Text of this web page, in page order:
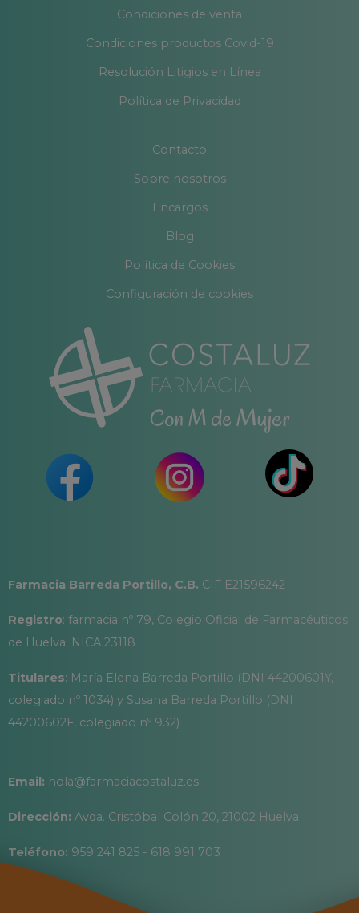
Condiciones de venta
Condiciones productos Covid-19
Resolución Litigios en Línea
Política de Privacidad
Contacto
Sobre nosotros
Encargos
Blog
Política de Cookies
Configuración de cookies
Farmacia Barreda Portillo, C.B. CIF E21596242
Registro: farmacia nº 79, Colegio Oficial de Farmacéuticos
de Huelva. NICA 23118
Titulares: María Elena Barreda Portillo (DNI 44200601Y,
colegiado nº 1034) y Susana Barreda Portillo (DNI
44200602F, colegiado nº 932)
Email: hola@farmaciacostaluz.es
Dirección: Avda. Cristóbal Colón 20, 21002 Huelva
Teléfono: 959 241 825 - 618 991 703